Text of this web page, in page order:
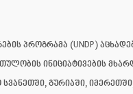
პროგრამა (UNDP)
ინიციატივების
გურიაში,